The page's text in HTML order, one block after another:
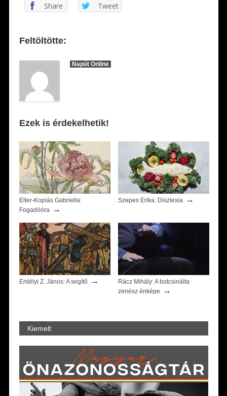
Share Tweet
Feltöltötte:
Napút Online
Ezek is érdekelhetik!
Elter-Kopiás Gabriella:
Fogadóóra
→
Szepes Erika: Diszlexia →
Erdélyi Z. János: A segítő→
Rácz Mihály: A botcsinálta
zenész énképe
→
Kiemelt